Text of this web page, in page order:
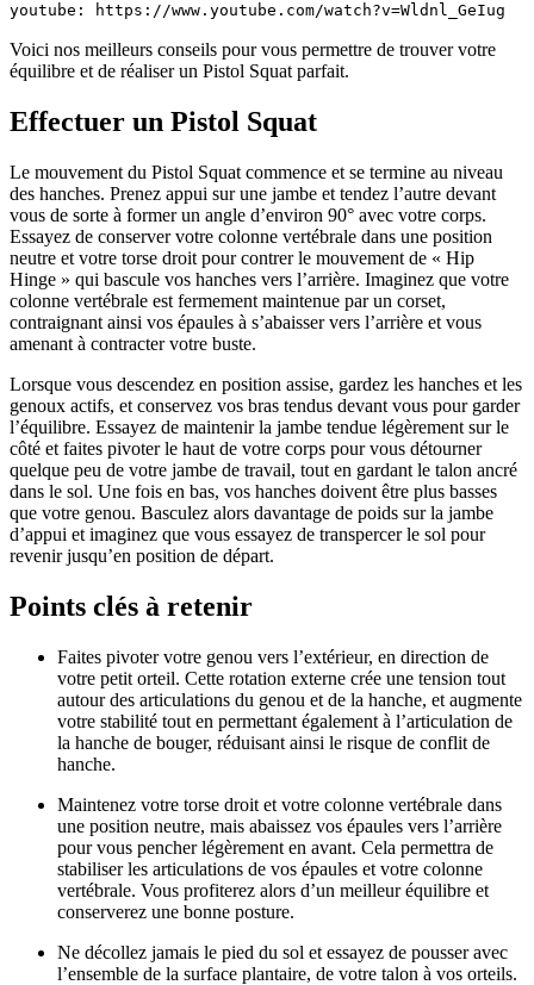
youtube: https://www.youtube.com/watch?v=Wldnl_GeIug
Voici nos meilleurs conseils pour vous permettre de trouver votre
équilibre et de réaliser un Pistol Squat parfait.
Effectuer un Pistol Squat
Le mouvement du Pistol Squat commence et se termine au niveau
des hanches. Prenez appui sur une jambe et tendez l’autre devant
vous de sorte à former un angle d’environ 90° avec votre corps.
Essayez de conserver votre colonne vertébrale dans une position
neutre et votre torse droit pour contrer le mouvement de « Hip
Hinge » qui bascule vos hanches vers l’arrière. Imaginez que votre
colonne vertébrale est fermement maintenue par un corset,
contraignant ainsi vos épaules à s’abaisser vers l’arrière et vous
amenant à contracter votre buste.
Lorsque vous descendez en position assise, gardez les hanches et les
genoux actifs, et conservez vos bras tendus devant vous pour garder
l’équilibre. Essayez de maintenir la jambe tendue légèrement sur le
côté et faites pivoter le haut de votre corps pour vous détourner
quelque peu de votre jambe de travail, tout en gardant le talon ancré
dans le sol. Une fois en bas, vos hanches doivent être plus basses
que votre genou. Basculez alors davantage de poids sur la jambe
d’appui et imaginez que vous essayez de transpercer le sol pour
revenir jusqu’en position de départ.
Points clés à retenir
Faites pivoter votre genou vers l’extérieur, en direction de
votre petit orteil. Cette rotation externe crée une tension tout
autour des articulations du genou et de la hanche, et augmente
votre stabilité tout en permettant également à l’articulation de
la hanche de bouger, réduisant ainsi le risque de conflit de
hanche.
Maintenez votre torse droit et votre colonne vertébrale dans
une position neutre, mais abaissez vos épaules vers l’arrière
pour vous pencher légèrement en avant. Cela permettra de
stabiliser les articulations de vos épaules et votre colonne
vertébrale. Vous profiterez alors d’un meilleur équilibre et
conserverez une bonne posture.
Ne décollez jamais le pied du sol et essayez de pousser avec
l’ensemble de la surface plantaire, de votre talon à vos orteils.